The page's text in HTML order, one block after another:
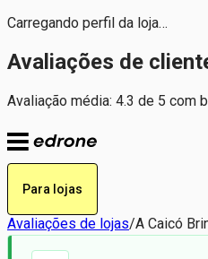
Carregando perfil da loja…
Avaliações de
Avaliação média: 4.3 de 5 com
Para lojas
Avaliações de lojas/A Caicó